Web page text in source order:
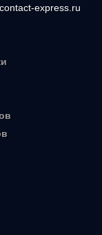
express.ru